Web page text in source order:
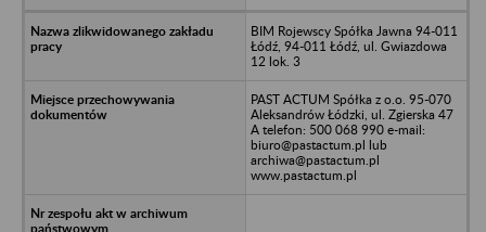
BIM Rojewscy Spółka Jawna 94-011
Łódź, 94-011 Łódź, ul. Gwiazdowa
12 lok. 3
PAST ACTUM Spółka z o.o. 95-070
Aleksandrów Łódzki, ul. Zgierska 47
A telefon: 500 068 990 e-mail:
biuro@pastactum.pl lub
archiwa@pastactum.pl
www.pastactum.pl